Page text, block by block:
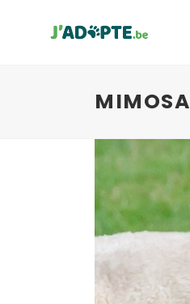
MIMOSA